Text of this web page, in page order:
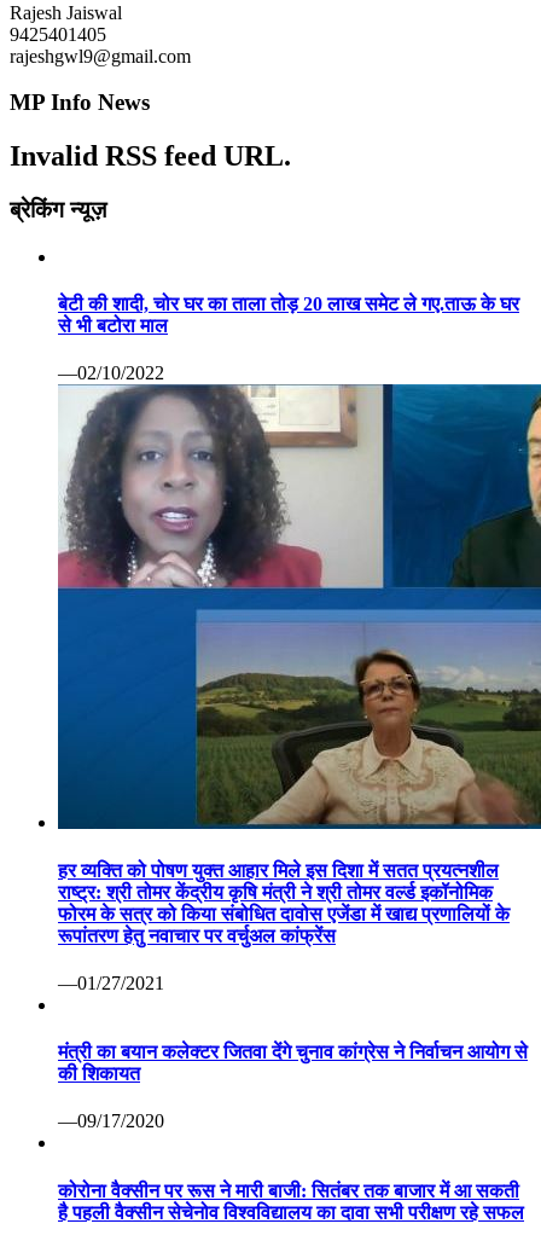
Rajesh Jaiswal
9425401405
rajeshgwl9@gmail.com
MP Info News
Invalid RSS feed URL.
ब्रेकिंग न्यूज़
बेटी की शादी, चोर घर का ताला तोड़ 20 लाख समेट ले गए.ताऊ के घर
से भी बटोरा माल
—02/10/2022
हर व्यक्ति को पोषण युक्त आहार मिले इस दिशा में सतत प्रयत्नशील
राष्ट्र: श्री तोमर केंद्रीय कृषि मंत्री ने श्री तोमर वर्ल्ड इकॉनोमिक
फोरम के सत्र को किया संबोधित दावोस एजेंडा में खाद्य प्रणालियों के
रूपांतरण हेतु नवाचार पर वर्चुअल कांफ्रेंस
—01/27/2021
मंत्री का बयान कलेक्टर जितवा देंगे चुनाव कांग्रेस ने निर्वाचन आयोग से
की शिकायत
—09/17/2020
कोरोना वैक्सीन पर रूस ने मारी बाजी: सितंबर तक बाजार में आ सकती
है पहली वैक्सीन सेचेनोव विश्वविद्यालय का दावा सभी परीक्षण रहे सफल